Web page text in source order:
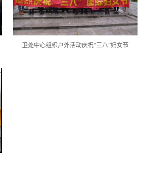
卫处中心组织户外活动庆祝“三八”妇女节